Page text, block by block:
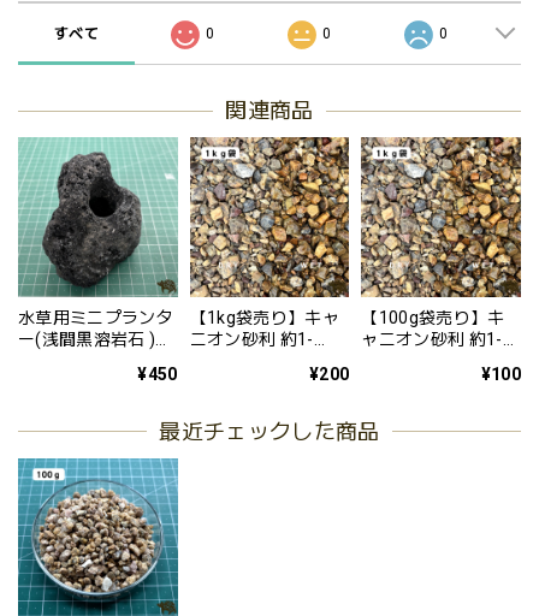
すべて 0 0 0
関連商品
水草用ミニプランタ
ー(浅間黒溶岩石 )
槽 レイアウト 溶
¥450
【1kg袋売り】キャ
ニオン砂利 約1-
利 少量 少ない単位
っこいい アガベ
¥200
【100g袋売り】キ
ャニオン砂利 約1-
利 少量 少ない単位
っこいい アガベ
¥100
最近チェックした商品